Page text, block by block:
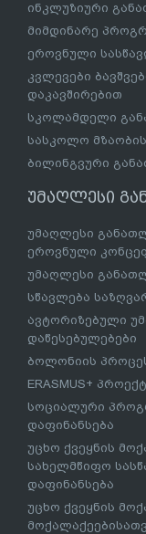
ინკლუზიური
მიმდინარე
ეროვნული
კვლევები
დაკავშირებით
სკოლამდელი
სასკოლო
ბილინგვური
უმაღლესი
უმაღლესი
ეროვნული
უმაღლესი
სწავლება
ავტორიზებული
დაწესებულებები
ბოლონიის
ERASMUS+
სოციალური
დაფინანსება
უცხო ქვეყნის
სახელმწიფო
დაფინანსება
უცხო ქვეყნის